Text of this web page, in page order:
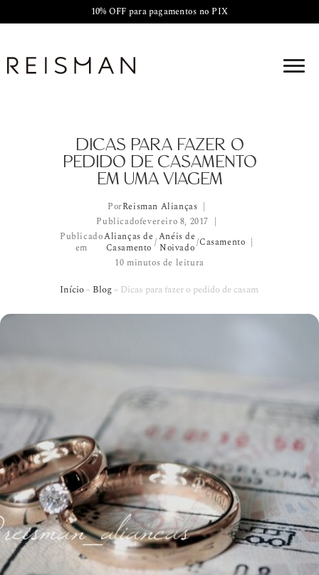
10% OFF para pagamentos no PIX
DICAS PARA FAZER O
PEDIDO DE CASAMENTO
EM UMA VIAGEM
PorReisman Alianças
Publicadofevereiro 8, 2017
Publicado
em
Alianças de
Casamento /Anéis de
Noivado/Casamento
10 minutos de leitura
Início » Blog » Dicas para fazer o pedido de casamento em uma